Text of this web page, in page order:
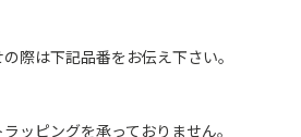
際は下記品番をお伝え下さい。
ッピングを承っておりません。